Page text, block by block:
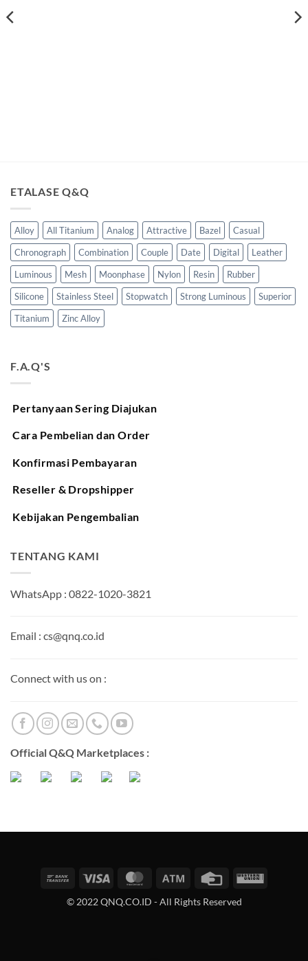
ETALASE Q&Q
Alloy All Titanium Analog Attractive Bazel
Casual
Chronograph
Combination Couple Date Digital
Leather
Luminous
Mesh Moonphase Nylon Resin
Rubber
Silicone
Stainless Steel Stopwatch Strong Luminous
Superior
Titanium
Zinc Alloy
F.A.Q'S
Pertanyaan Sering Diajukan
Cara Pembelian dan Order
Konfirmasi Pembayaran
Reseller & Dropshipper
Kebijakan Pengembalian
TENTANG KAMI
WhatsApp : 0822-1020-3821
Email : cs@qnq.co.id
Connect with us on :
Official Q&Q Marketplaces :
Bank
Visa MasterCardAtm
Credit
Western
© 2022 QNQ.CO.ID - All Rights Reserved